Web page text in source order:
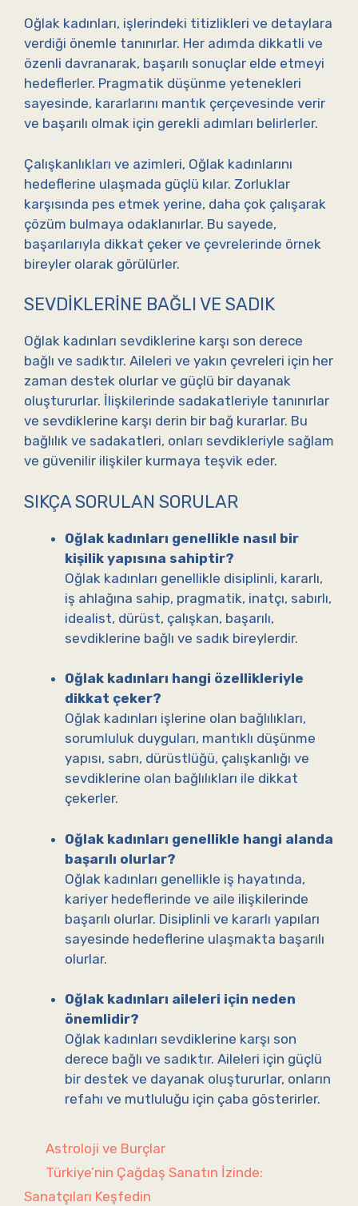
Oğlak kadınları, işlerindeki titizlikleri ve detaylara
verdiği önemle tanınırlar. Her adımda dikkatli ve
özenli davranarak, başarılı sonuçlar elde etmeyi
hedeflerler. Pragmatik düşünme yetenekleri
sayesinde, kararlarını mantık çerçevesinde verir
ve başarılı olmak için gerekli adımları belirlerler.
Çalışkanlıkları ve azimleri, Oğlak kadınlarını
hedeflerine ulaşmada güçlü kılar. Zorluklar
karşısında pes etmek yerine, daha çok çalışarak
çözüm bulmaya odaklanırlar. Bu sayede,
başarılarıyla dikkat çeker ve çevrelerinde örnek
bireyler olarak görülürler.
SEVDIKLERINE BAĞLI VE SADIK
Oğlak kadınları sevdiklerine karşı son derece
bağlı ve sadıktır. Aileleri ve yakın çevreleri için her
zaman destek olurlar ve güçlü bir dayanak
oluştururlar. İlişkilerinde sadakatleriyle tanınırlar
ve sevdiklerine karşı derin bir bağ kurarlar. Bu
bağlılık ve sadakatleri, onları sevdikleriyle sağlam
ve güvenilir ilişkiler kurmaya teşvik eder.
SIKÇA SORULAN SORULAR
Oğlak kadınları genellikle nasıl bir
kişilik yapısına sahiptir?
Oğlak kadınları genellikle disiplinli, kararlı,
iş ahlağına sahip, pragmatik, inatçı, sabırlı,
idealist, dürüst, çalışkan, başarılı,
sevdiklerine bağlı ve sadık bireylerdir.
Oğlak kadınları hangi özellikleriyle
dikkat çeker?
Oğlak kadınları işlerine olan bağlılıkları,
sorumluluk duyguları, mantıklı düşünme
yapısı, sabrı, dürüstlüğü, çalışkanlığı ve
sevdiklerine olan bağlılıkları ile dikkat
çekerler.
Oğlak kadınları genellikle hangi alanda
başarılı olurlar?
Oğlak kadınları genellikle iş hayatında,
kariyer hedeflerinde ve aile ilişkilerinde
başarılı olurlar. Disiplinli ve kararlı yapıları
sayesinde hedeflerine ulaşmakta başarılı
olurlar.
Oğlak kadınları aileleri için neden
önemlidir?
Oğlak kadınları sevdiklerine karşı son
derece bağlı ve sadıktır. Aileleri için güçlü
bir destek ve dayanak oluştururlar, onların
refahı ve mutluluğu için çaba gösterirler.
Kategoriler
Astroloji ve Burçlar
Türkiye’nin Çağdaş Sanatın İzinde:
Sanatçıları Keşfedin